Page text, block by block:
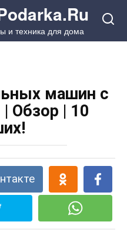
и техника для дома
машин с
Обзор | 10